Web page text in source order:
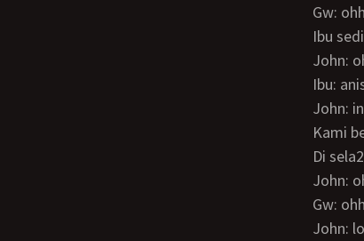
Gw:
Ibu
John:
Ibu:
John:
Kami
Di
John:
Gw:
John: